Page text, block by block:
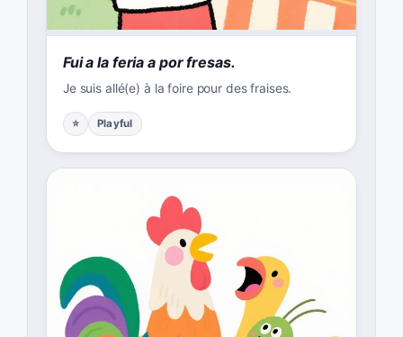
Fui a la feria a por fresas.
Je suis allé(e) à la foire pour des fraises.
⭐ Playful